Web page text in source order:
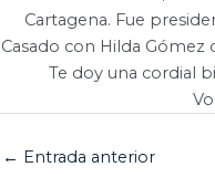
Cartagena. Fue
Casado con Hilda
Te doy una cordial
← Entrada anterior